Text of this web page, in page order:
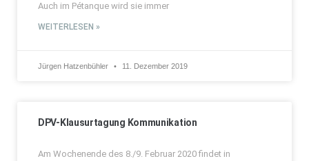
Auch im Pétanque wird sie immer
WEITERLESEN »
Jürgen Hatzenbühler 11. Dezember 2019
DPV-Klausurtagung Kommunikation
Am Wochenende des 8./9. Februar 2020 findet in